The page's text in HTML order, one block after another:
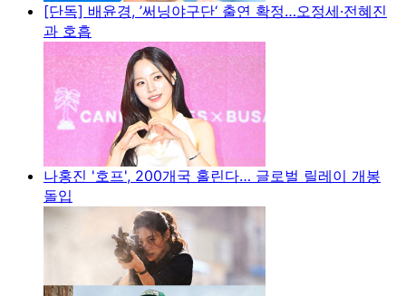
[단독] 배윤경, ’써닝야구단‘ 출연 확정…오정세·전혜진
과 호흡
나홍진 '호프', 200개국 홀린다… 글로벌 릴레이 개봉
돌입